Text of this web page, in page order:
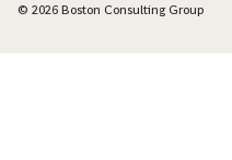
© 2026 Boston Consulting Group